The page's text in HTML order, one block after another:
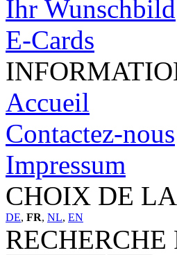
Ihr Wunschbild
E-Cards
Accueil
Contactez-nous
Impressum
CHOIX DE
DE, FR, NL, EN
RECHERCHE